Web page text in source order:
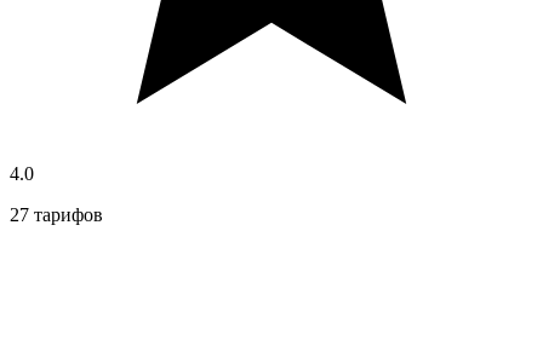
4.0
27 тарифов